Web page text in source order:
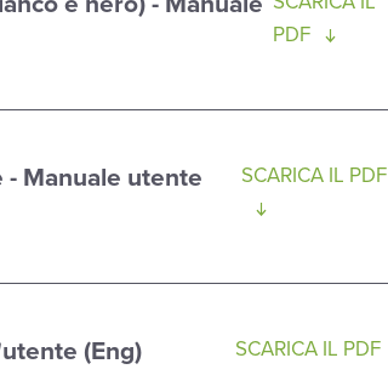
PDF
Manuale utente
SCARICA IL PDF
(Eng) SCARICA IL PDF